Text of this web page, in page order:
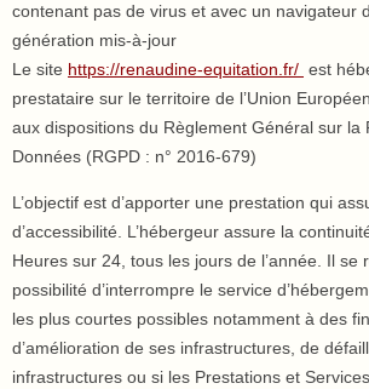
contenant pas de virus et avec un navigateur
génération mis-à-jour
Le site https://renaudine-equitation.fr/ est
prestataire sur le territoire de l’Union
aux dispositions du Règlement Général sur la
Données (RGPD : n° 2016-679)
L’objectif est d’apporter une prestation qui
d’accessibilité. L’hébergeur assure la
Heures sur 24, tous les jours de l’année. Il se
possibilité d’interrompre le service
les plus courtes possibles notamment à des
d’amélioration de ses infrastructures, de
infrastructures ou si les Prestations et